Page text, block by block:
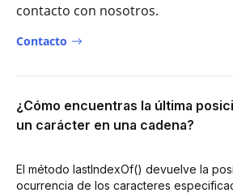
contacto con nosotros.
Contacto
¿Cómo encuentras la última
un carácter en una cadena?
El método lastIndexOf() devuelve la
ocurrencia de los caracteres